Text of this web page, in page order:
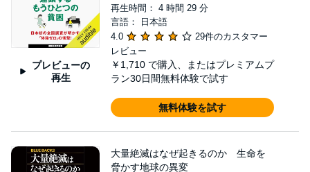
プレビューの
再生
再生時間： 4 時間 29 分
言語： 日本語
4.0
29件のカスタマー
レビュー
￥1,710 で購入、またはプレミアムプ
ラン30日間無料体験で試す
無料体験を試す
大量絶滅はなぜ起きるのか 生命を
脅かす地球の異変